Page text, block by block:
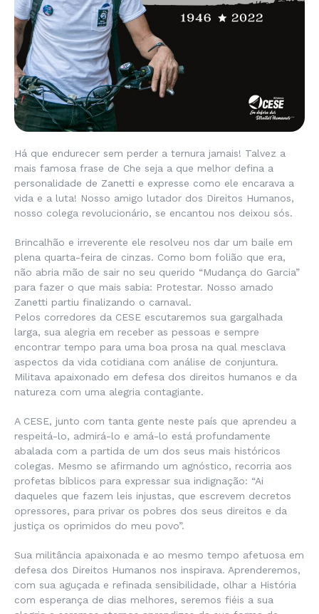
Há que endurecer sem perder a ternura jamais! Talvez a
mais famosa frase de Che seja a que melhor defina a
personalidade de Zanetti e expresse como ele encarava a
vida e a luta! Nosso amigo lutador dos Direitos Humanos,
nosso colega revolucionário, se encantou nos deixou sós.
Brincalhão e irreverente ele resolveu nos dar um baile em
plena quarta-feira de cinzas. Como bom folião que era,
não abria mão de sair no seu querido “Mudança do Garcia”
para fazer o que mais sabia: Protestar. Nosso amado
Zanetti partiu finalizando o carnaval.
Pelos corredores da CESE escutaremos sua gargalhada
larga, sua alegria em receber as pessoas e sempre
encontrar tempo para uma boa prosa na qual mesclava
aspectos da vida cotidiana com análise de conjuntura.
Militava apaixonado em defesa dos direitos humanos e da
natureza com uma alegria contagiante.
A CESE, junto com tanta gente neste país que aprendeu a
respeitá-lo, admirá-lo e amá-lo está profundamente
abalada com a partida de um dos seus mais históricos
colegas. Mesmo se afirmando um agnóstico, recorria aos
profetas bíblicos para expressar sua indignação: “Ai
daqueles que fazem leis injustas, que escrevem decretos
opressores, para privar os pobres dos seus direitos e da
justiça os oprimidos do meu povo”.
Sua militância apaixonada e ao mesmo tempo afetuosa em
defesa dos Direitos Humanos nos inspirava. Aprenderemos,
com sua aguçada e refinada sensibilidade, olhar a História
com esperança de dias melhores, seremos fiéis a sua